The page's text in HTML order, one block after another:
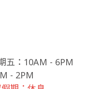
五：10AM - 6PM
- 2PM